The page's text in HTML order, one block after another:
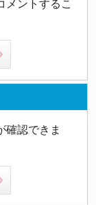
メントするこ
確認できま